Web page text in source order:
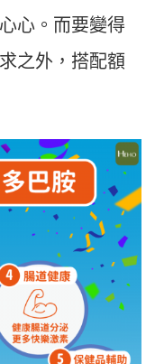
心。而要變得
之外，搭配額